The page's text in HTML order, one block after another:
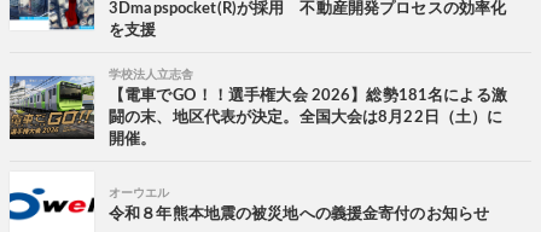
3Dmapspocket(R)が採用 不動産開発プロセスの効率化
を支援
学校法人立志舎
【電車でGO！！選手権大会 2026】総勢181名による激
闘の末、地区代表が決定。全国大会は8月22日（土）に
開催。
オーウエル
令和８年熊本地震の被災地への義援金寄付のお知らせ